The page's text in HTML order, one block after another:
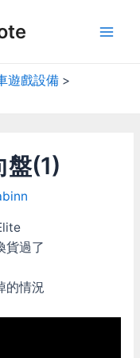
遊戲設備
盤(1)
貨過了
的情況